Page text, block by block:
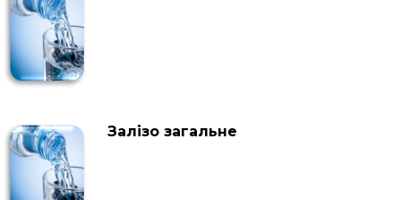
Залізо загальне